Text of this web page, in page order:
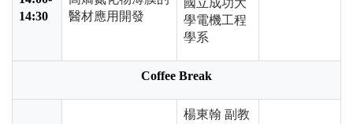
14:30
醫材應用開發
國立成功大
學電機工程
學系
Coffee Break
楊東翰 副教